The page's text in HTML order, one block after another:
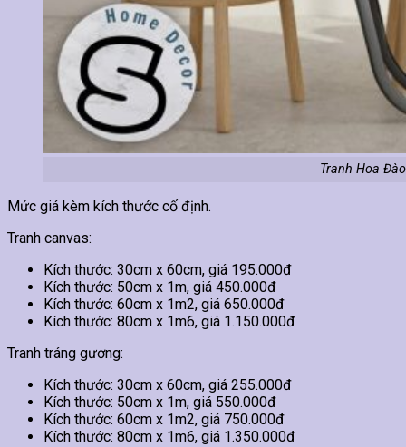
Tranh Hoa
Mức giá kèm kích thước cố định.
Tranh canvas:
Kích thước: 30cm x 60cm, giá 195.000đ
Kích thước: 50cm x 1m, giá 450.000đ
Kích thước: 60cm x 1m2, giá 650.000đ
Kích thước: 80cm x 1m6, giá 1.150.000đ
Tranh tráng gương:
Kích thước: 30cm x 60cm, giá 255.000đ
Kích thước: 50cm x 1m, giá 550.000đ
Kích thước: 60cm x 1m2, giá 750.000đ
Kích thước: 80cm x 1m6, giá 1.350.000đ